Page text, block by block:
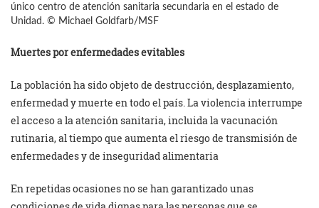
único centro de atención sanitaria secundaria en el estado de
Unidad. © Michael Goldfarb/MSF
Muertes por enfermedades evitables
La población ha sido objeto de destrucción, desplazamiento,
enfermedad y muerte en todo el país. La violencia interrumpe
el acceso a la atención sanitaria, incluida la vacunación
rutinaria, al tiempo que aumenta el riesgo de transmisión de
enfermedades y de inseguridad alimentaria
En repetidas ocasiones no se han garantizado unas